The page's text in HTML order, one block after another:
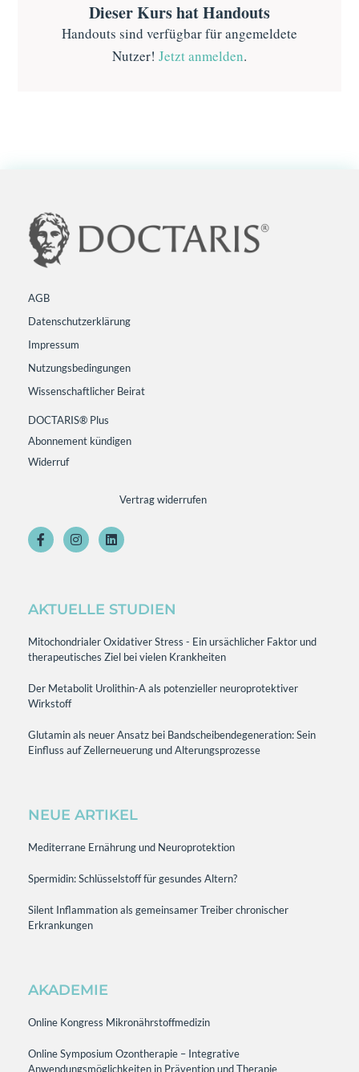
Dieser Kurs hat Handouts
Handouts sind verfügbar für angemeldete
Nutzer! Jetzt anmelden.
AGB
Datenschutzerklärung
Impressum
Nutzungsbedingungen
Wissenschaftlicher Beirat
DOCTARIS® Plus
Abonnement kündigen
Widerruf
Vertrag widerrufen
AKTUELLE STUDIEN
Mitochondrialer Oxidativer Stress - Ein ursächlicher Faktor und
therapeutisches Ziel bei vielen Krankheiten
Der Metabolit Urolithin-A als potenzieller neuroprotektiver
Wirkstoff
Glutamin als neuer Ansatz bei Bandscheibendegeneration: Sein
Einfluss auf Zellerneuerung und Alterungsprozesse
NEUE ARTIKEL
Mediterrane Ernährung und Neuroprotektion
Spermidin: Schlüsselstoff für gesundes Altern?
Silent Inflammation als gemeinsamer Treiber chronischer
Erkrankungen
AKADEMIE
Online Kongress Mikronährstoffmedizin
Online Symposium Ozontherapie – Integrative
Anwendungsmöglichkeiten in Prävention und Therapie